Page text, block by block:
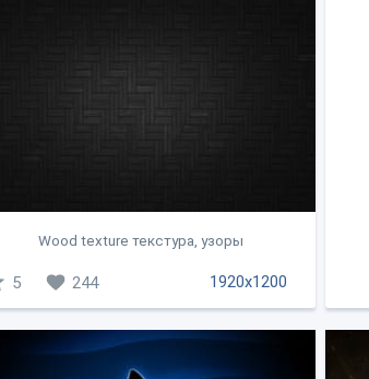
Wood texture текстура, узоры
1920x1200
5 244